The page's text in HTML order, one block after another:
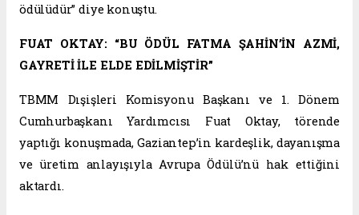
ödülüdür” diye konuştu.
FUAT OKTAY: “BU ÖDÜL FATMA ŞAHİN’İN AZMİ,
GAYRETİ İLE ELDE EDİLMİŞTİR”
TBMM Dışişleri Komisyonu Başkanı ve 1. Dönem
Cumhurbaşkanı Yardımcısı Fuat Oktay, törende
yaptığı konuşmada, Gaziantep’in kardeşlik, dayanışma
ve üretim anlayışıyla Avrupa Ödülü’nü hak ettiğini
aktardı.